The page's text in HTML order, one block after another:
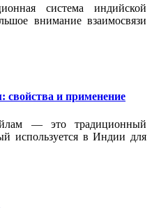
система индийской
внимание взаимосвязи
и применение
— это традиционный
используется в Индии для